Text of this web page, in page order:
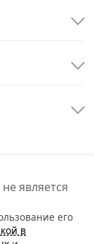
является
его
в